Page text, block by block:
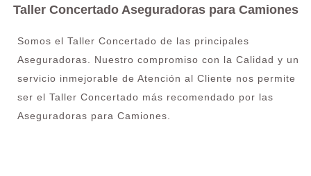
Taller Concertado Aseguradoras para Camiones
Somos el Taller Concertado de las principales
Aseguradoras. Nuestro compromiso con la Calidad y un
servicio inmejorable de Atención al Cliente nos permite
ser el Taller Concertado más recomendado por las
Aseguradoras para Camiones.